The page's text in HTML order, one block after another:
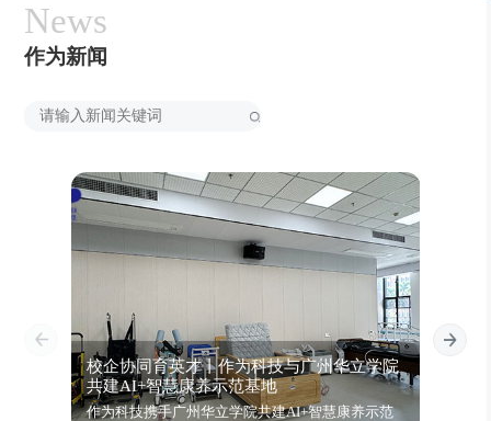
News
作为新闻
校企协同育英才丨作为科技与广州华立学院
共建AI+智慧康养示范基地
作为科技携手广州华立学院共建AI+智慧康养示范